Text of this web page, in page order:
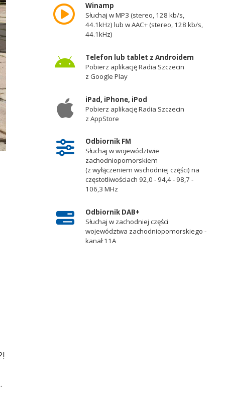
Fot. Robert Stachnik [Radio Szczecin]
Winamp
Słuchaj w MP3 (stereo, 128 kb/s,
44.1kHz) lub w AAC+ (stereo, 128 kb/s,
44.1kHz)
Telefon lub tablet z Androidem
Pobierz aplikację Radia Szczecin
z Google Play
iPad, iPhone, iPod
Pobierz aplikację Radia Szczecin
z AppStore
Odbiornik FM
Słuchaj w województwie
zachodniopomorskiem
(z wyłączeniem wschodniej części) na
częstotliwościach 92,0 - 94,4 - 98,7 -
106,3 MHz
Odbiornik DAB+
Słuchaj w zachodniej części
województwa zachodniopomorskiego -
kanał 11A